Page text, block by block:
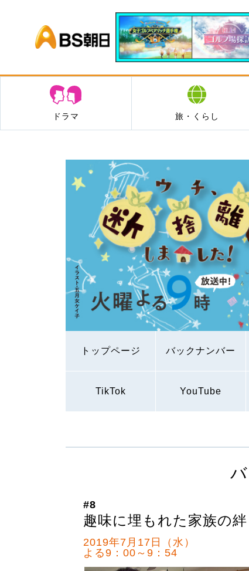
BS朝日
ドラマ 旅・くらし
トップページ バックナンバー
TikTok YouTube
#8
趣味に埋もれた家族の絆
2019年7月17日（水）
よる9：00～9：54